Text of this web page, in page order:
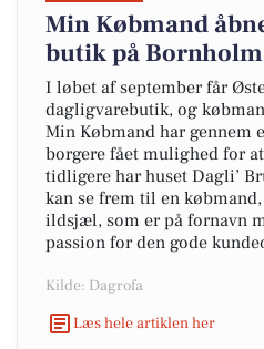
Min Købmand
butik på Bornholm
I løbet af september får
dagligvarebutik, og
Min Købmand har gennem
borgere fået mulighed for
tidligere har huset Dagli’
kan se frem til en
ildsjæl, som er på fornavn
passion for den gode
Kilde: Dagrofa
Læs hele artiklen her